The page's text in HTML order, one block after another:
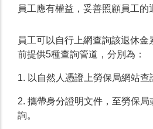
員工應有權益，妥善照顧員工的
員工可以自行上網查詢該退休金
前提供5種查詢管道，分別為：
1. 以自然人憑證上勞保局網站查
2. 攜帶身分證明文件，至勞保
詢。